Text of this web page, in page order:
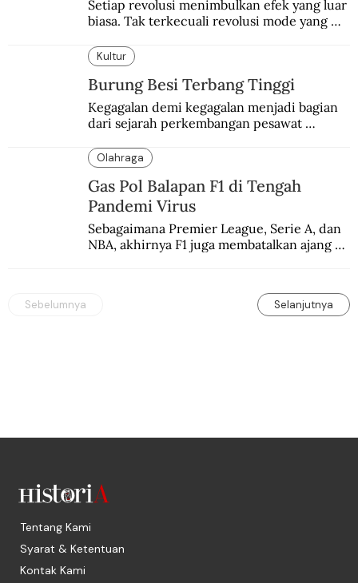
Setiap revolusi menimbulkan efek yang luar
biasa. Tak terkecuali revolusi mode yang
Kultur
Burung Besi Terbang Tinggi
Kegagalan demi kegagalan menjadi bagian
dari sejarah perkembangan pesawat
Olahraga
Gas Pol Balapan F1 di Tengah
Pandemi Virus
Sebagaimana Premier League, Serie A, dan
NBA, akhirnya F1 juga membatalkan ajang
Sebelumnya Selanjutnya
Tentang Kami
Syarat & Ketentuan
Kontak Kami